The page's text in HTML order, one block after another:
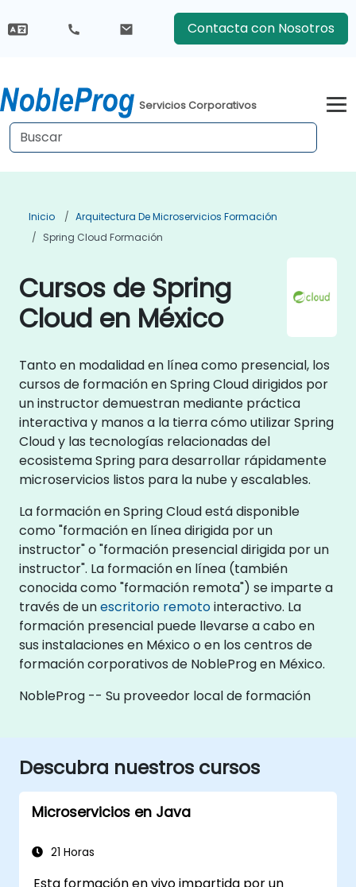
Contacta con Nosotros
Servicios Corporativos
Inicio
Arquitectura De Microservicios Formación
Spring Cloud Formación
Cursos de Spring
Cloud en México
Tanto en modalidad en línea como presencial, los
cursos de formación en Spring Cloud dirigidos por
un instructor demuestran mediante práctica
interactiva y manos a la tierra cómo utilizar Spring
Cloud y las tecnologías relacionadas del
ecosistema Spring para desarrollar rápidamente
microservicios listos para la nube y escalables.
La formación en Spring Cloud está disponible
como "formación en línea dirigida por un
instructor" o "formación presencial dirigida por un
instructor". La formación en línea (también
conocida como "formación remota") se imparte a
través de unescritorio remotointeractivo. La
formación presencial puede llevarse a cabo en
sus instalaciones en México o en los centros de
formación corporativos de NobleProg en México.
NobleProg -- Su proveedor local de formación
Descubra nuestros cursos
Microservicios en Java
21 Horas